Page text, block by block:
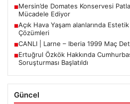
■Mersin’de Domates Konservesi
Mücadele Ediyor
■Açık Hava Yaşam alanlarında
Çözümleri
■CANLI | Larne – Iberia 1999 Maç
■Ertuğrul Özkök Hakkında
Soruşturması Başlatıldı
Güncel